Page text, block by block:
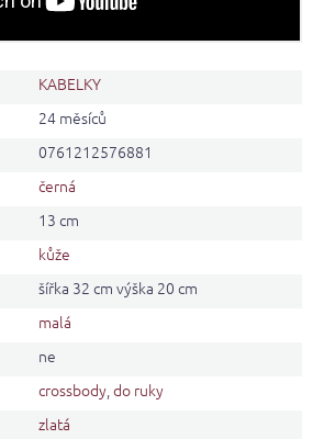
KABELKY
24 měsíců
0761212576881
černá
13 cm
kůže
šířka 32 cm výška 20 cm
malá
ne
crossbody,do ruky
zlatá